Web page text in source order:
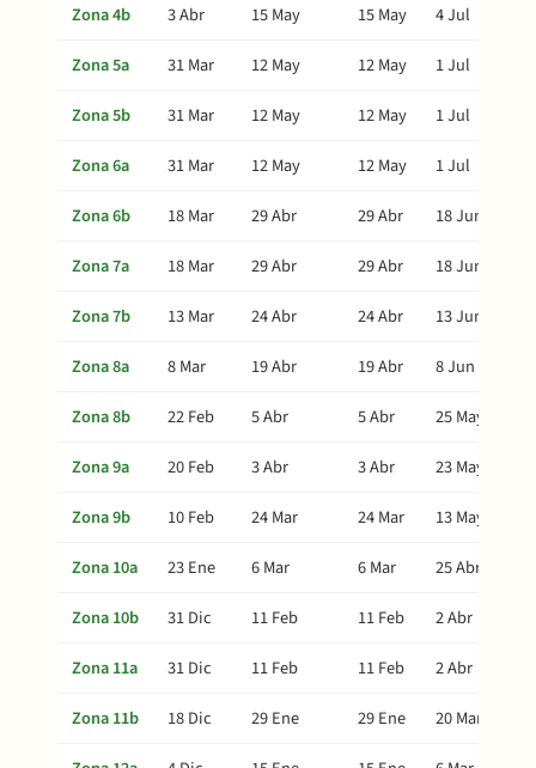
Zona 4b
3 Abr 15 May 15 May
4 Jul
Zona 5a
31 Mar 12 May 12 May
1 Jul
Zona 5b
31 Mar 12 May 12 May
1 Jul
Zona 6a
31 Mar 12 May 12 May
1 Jul
Zona 6b
18 Mar 29 Abr 29 Abr
18 Jun
Zona 7a
18 Mar 29 Abr 29 Abr
18 Jun
Zona 7b
13 Mar 24 Abr 24 Abr
13 Jun
Zona 8a
8 Mar 19 Abr 19 Abr
8 Jun
Zona 8b
22 Feb 5 Abr 5 Abr
25 May
Zona 9a
20 Feb 3 Abr 3 Abr
23 May
Zona 9b
10 Feb 24 Mar 24 Mar
13 May
Zona 10a
23 Ene 6 Mar 6 Mar
25 Abr
Zona 10b
31 Dic 11 Feb 11 Feb
2 Abr
Zona 11a
31 Dic 11 Feb 11 Feb
2 Abr
Zona 11b
18 Dic 29 Ene 29 Ene
20 Mar